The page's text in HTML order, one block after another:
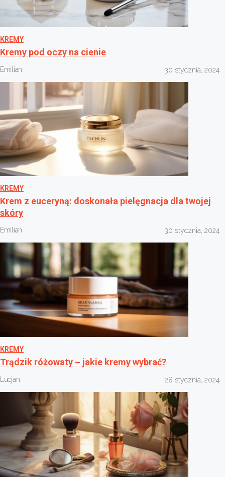
KREMY
Kremy pod oczy na cienie
Emilian 30 stycznia, 2024
KREMY
Krem z euceryną: doskonała pielęgnacja dla twojej
skóry
Emilian 30 stycznia, 2024
KREMY
Trądzik różowaty – jakie kremy wybrać?
Lucjan 28 stycznia, 2024